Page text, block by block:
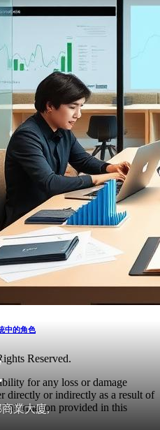
業大廈,
中的角色
Reserved.
for any loss or damage
directly or indirectly as a result of
Information provided in this